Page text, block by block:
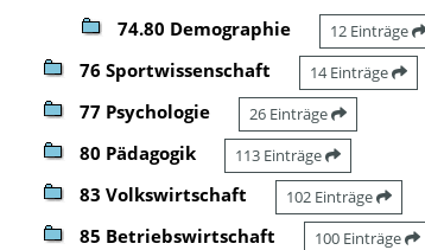
74.80 Demographie 12 Einträge
76 Sportwissenschaft 14 Einträge
77 Psychologie 26 Einträge
80 Pädagogik 113 Einträge
83 Volkswirtschaft 102 Einträge
85 Betriebswirtschaft 100 Einträge